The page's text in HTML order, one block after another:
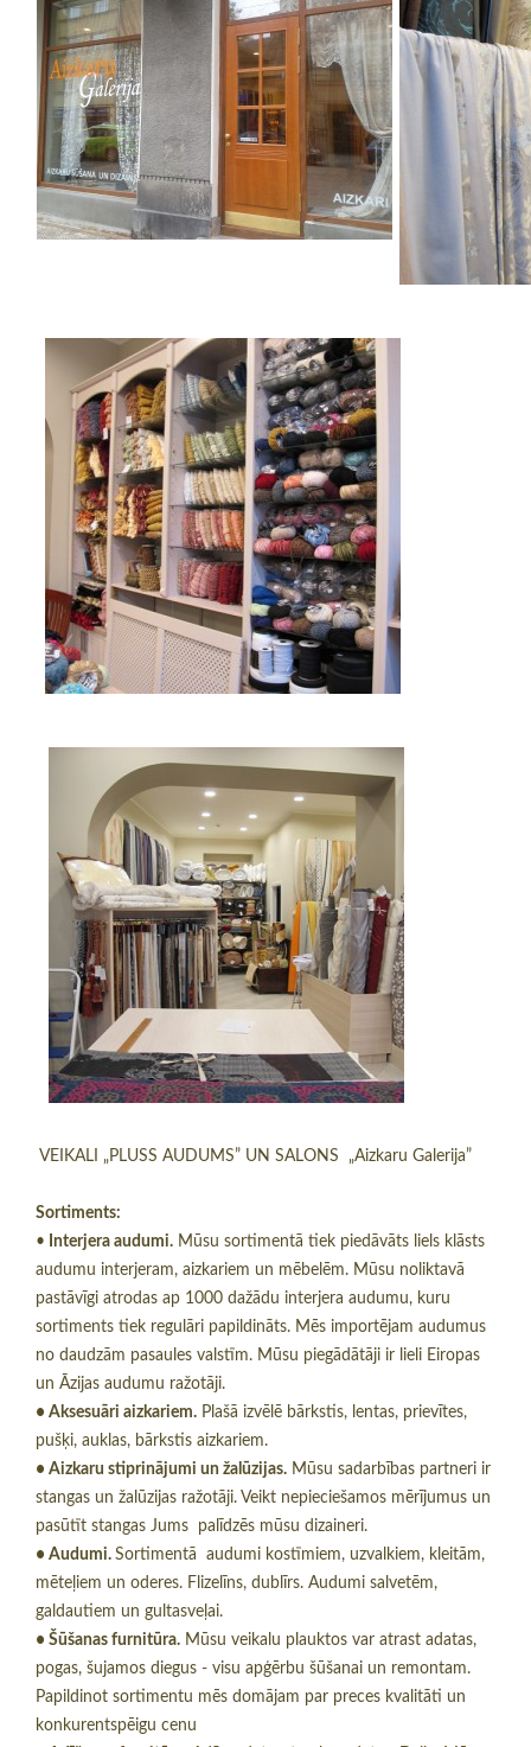
VEIKALI „PLUSS AUDUMS” UN SALONS „Aizkaru Galerija”
Sortiments:
• Interjera audumi. Mūsu sortimentā tiek piedāvāts liels klāsts
audumu interjeram, aizkariem un mēbelēm. Mūsu noliktavā
pastāvīgi atrodas ap 1000 dažādu interjera audumu, kuru
sortiments tiek regulāri papildināts. Mēs importējam audumus
no daudzām pasaules valstīm. Mūsu piegādātāji ir lieli Eiropas
un Āzijas audumu ražotāji.
• Aksesuāri aizkariem. Plašā izvēlē bārkstis, lentas, prievītes,
pušķi, auklas, bārkstis aizkariem.
• Aizkaru stiprinājumi un žalūzijas. Mūsu sadarbības partneri ir
stangas un žalūzijas ražotāji. Veikt nepieciešamos mērījumus un
pasūtīt stangas Jums palīdzēs mūsu dizaineri.
• Audumi. Sortimentā audumi kostīmiem, uzvalkiem, kleitām,
mēteļiem un oderes. Flizelīns, dublīrs. Audumi salvetēm,
galdautiem un gultasveļai.
• Šūšanas furnitūra. Mūsu veikalu plauktos var atrast adatas,
pogas, šujamos diegus - visu apģērbu šūšanai un remontam.
Papildinot sortimentu mēs domājam par preces kvalitāti un
konkurentspēigu cenu